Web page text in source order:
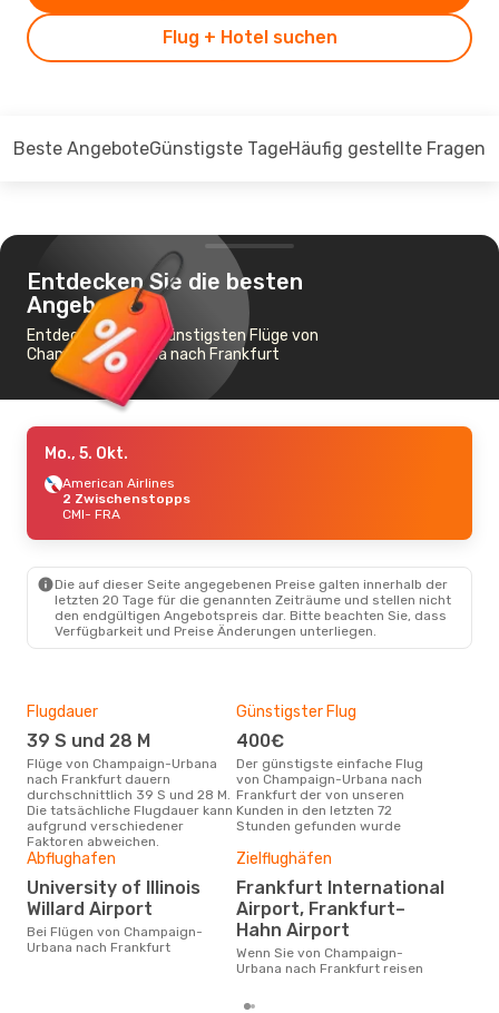
Flug + Hotel suchen
Beste AngeboteGünstigste TageHäufig gestellte Fragen
Entdecken Sie die besten
Angebote
Entdecken Sie die günstigsten Flüge von
Champaign-Urbana nach Frankfurt
Mo., 5. Okt.
American Airlines
2 Zwischenstopps
CMI- FRA
Die auf dieser Seite angegebenen Preise galten innerhalb der
letzten 20 Tage für die genannten Zeiträume und stellen nicht
den endgültigen Angebotspreis dar. Bitte beachten Sie, dass
Verfügbarkeit und Preise Änderungen unterliegen.
Flugdauer
39 S und 28 M
Flüge von Champaign-Urbana
nach Frankfurt dauern
durchschnittlich 39 S und 28 M.
Die tatsächliche Flugdauer kann
aufgrund verschiedener
Faktoren abweichen.
Günstigster Flug
400€
Der günstigste einfache Flug
von Champaign-Urbana nach
Frankfurt der von unseren
Kunden in den letzten 72
Stunden gefunden wurde
Abflughafen
University of Illinois
Willard Airport
Bei Flügen von Champaign-
Urbana nach Frankfurt
Zielflughäfen
Frankfurt International
Airport, Frankfurt–
Hahn Airport
Wenn Sie von Champaign-
Urbana nach Frankfurt reisen